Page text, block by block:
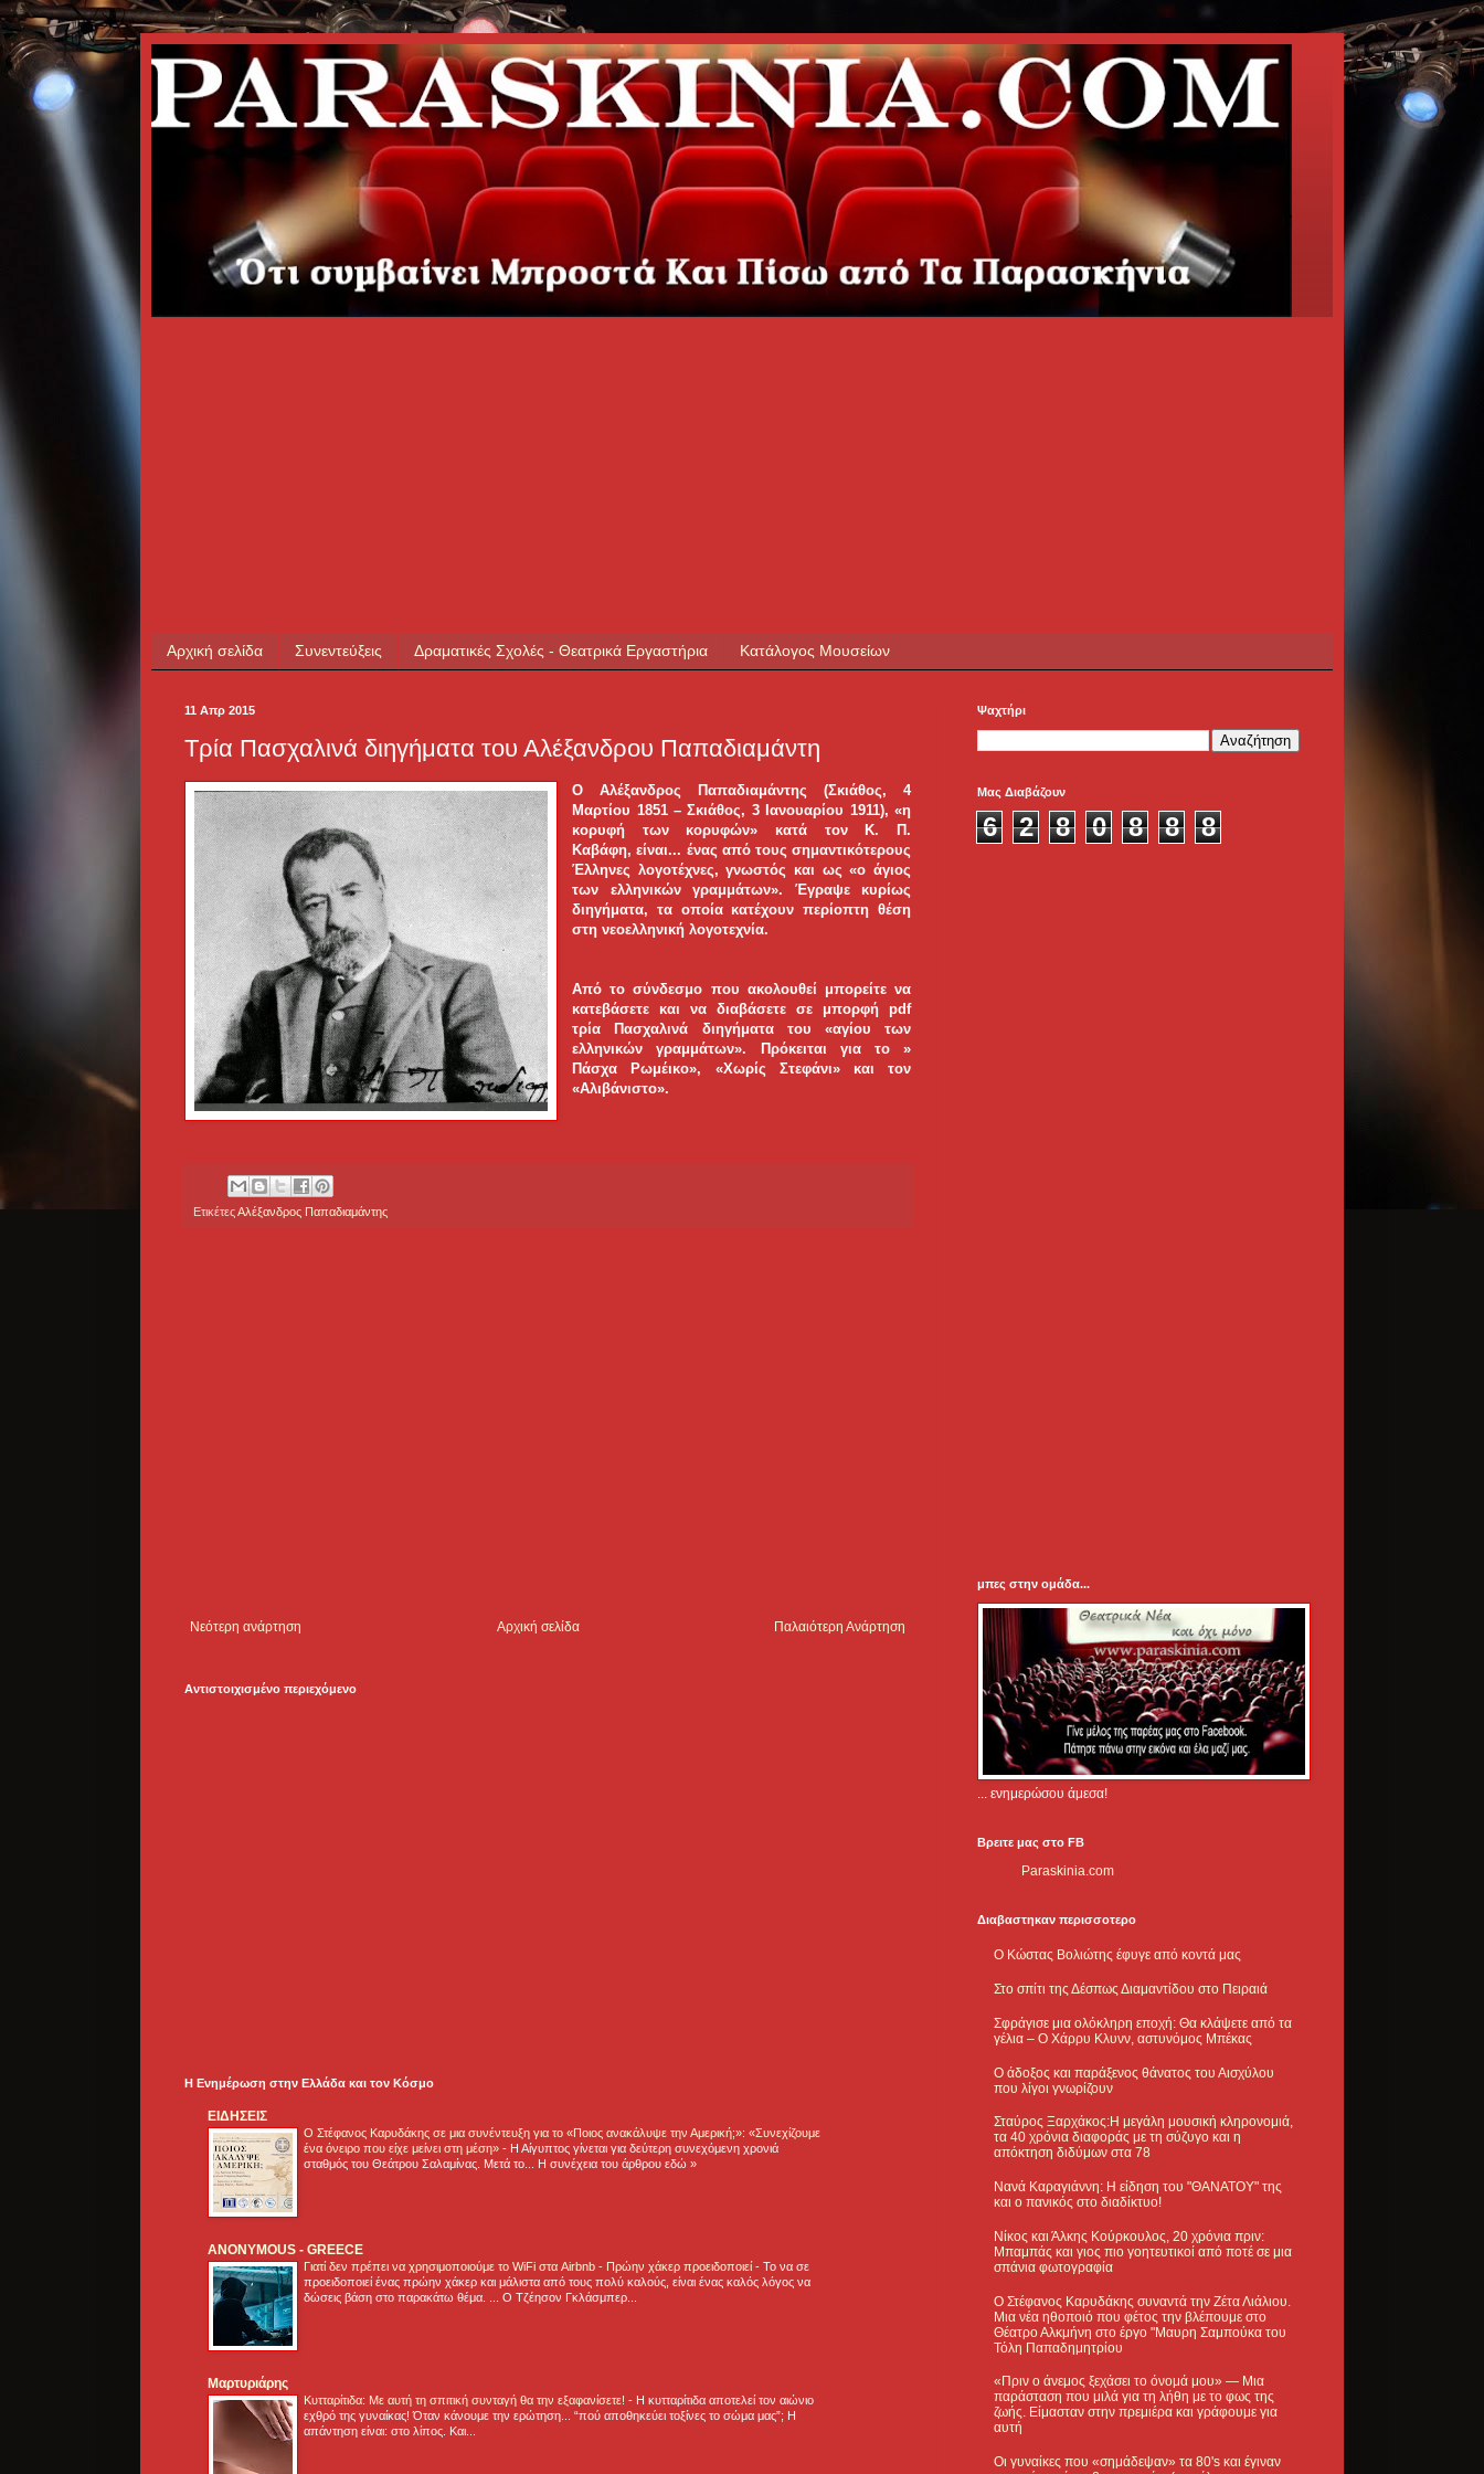
Αρχική σελίδα Συνεντεύξεις Δραματικές Σχολές - Θεατρικά Εργαστήρια Κατάλογος Μουσείων
11 Απρ 2015
Τρία Πασχαλινά διηγήματα του Αλέξανδρου Παπαδιαμάντη
Ο Αλέξανδρος Παπαδιαμάντης (Σκιάθος, 4
Μαρτίου 1851 – Σκιάθος, 3 Ιανουαρίου 1911), «η
κορυφή των κορυφών» κατά τον Κ. Π.
Καβάφη,είναι... ένας από τους σημαντικότερους
Έλληνες λογοτέχνες, γνωστός και ως «ο άγιος
των ελληνικών γραμμάτων». Έγραψε κυρίως
διηγήματα, τα οποία κατέχουν περίοπτη θέση
στη νεοελληνική λογοτεχνία.
Από το σύνδεσμο που ακολουθεί μπορείτε να
κατεβάσετε και να διαβάσετε σε μπορφή pdf
τρία Πασχαλινά διηγήματα του «αγίου των
ελληνικών γραμμάτων». Πρόκειται για το »
Πάσχα Ρωμέικο», «Χωρίς Στεφάνι» και τον
«Αλιβάνιστο».
ΕτικέτεςΑλέξανδρος Παπαδιαμάντης
Νεότερη ανάρτηση Παλαιότερη Ανάρτηση
Αρχική σελίδα
Αντιστοιχισμένο περιεχόμενο
Η Ενημέρωση στην Ελλάδα και τoν Κόσμο
ΕΙΔΗΣΕΙΣ
Ο Στέφανος Καρυδάκης σε μια συνέντευξη για το «Ποιος ανακάλυψε την Αμερική;»: «Συνεχίζουμε
ένα όνειρο που είχε μείνει στη μέση» - Η Αίγυπτος γίνεται για δεύτερη συνεχόμενη χρονιά
σταθμός του Θεάτρου Σαλαμίνας. Μετά το... Η συνέχεια του άρθρου εδώ »
ANONYMOUS - GREECE
Γιατί δεν πρέπει να χρησιμοποιούμε το WiFi στα Airbnb - Πρώην χάκερ προειδοποιεί- Το να σε
προειδοποιεί ένας πρώην χάκερ και μάλιστα από τους πολύ καλούς, είναι ένας καλός λόγος να
δώσεις βάση στο παρακάτω θέμα. ... Ο Τζέησον Γκλάσμπερ...
Μαρτυριάρης
Κυτταρίτιδα: Με αυτή τη σπιτική συνταγή θα την εξαφανίσετε! - H κυτταρίτιδα αποτελεί τον αιώνιο
εχθρό της γυναίκας! Όταν κάνουμε την ερώτηση... “πού αποθηκεύει τοξίνες το σώμα μας”; Η
απάντηση είναι: στο λίπος. Και...
Ψαχτήρι
Μας Διαβάζουν
6 2 8 0 8 8 8
μπες στην ομάδα...
... ενημερώσου άμεσα!
Βρειτε μας στο FB
Paraskinia.com
Διαβαστηκαν περισσοτερο
Ο Κώστας Βολιώτης έφυγε από κοντά μας
Στο σπίτι της Δέσπως Διαμαντίδου στο Πειραιά
Σφράγισε μια ολόκληρη εποχή: Θα κλάψετε από τα
γέλια – Ο Χάρρυ Κλυνν, αστυνόμος Μπέκας
Ο άδοξος και παράξενος θάνατος του Αισχύλου
που λίγοι γνωρίζουν
Σταύρος Ξαρχάκος:Η μεγάλη μουσική κληρονομιά,
τα 40 χρόνια διαφοράς με τη σύζυγο και η
απόκτηση διδύμων στα 78
Νανά Καραγιάννη: Η είδηση του "ΘΑΝΑΤΟΥ" της
και ο πανικός στο διαδίκτυο!
Νίκος και Άλκης Κούρκουλος, 20 χρόνια πριν:
Μπαμπάς και γιος πιο γοητευτικοί από ποτέ σε μια
σπάνια φωτογραφία
Ο Στέφανος Καρυδάκης συναντά την Ζέτα Λιάλιου.
Μια νέα ηθοποιό που φέτος την βλέπουμε στο
Θέατρο Αλκμήνη στο έργο "Μαυρη Σαμπούκα του
Τόλη Παπαδημητρίου
«Πριν ο άνεμος ξεχάσει το όνομά μου» — Μια
παράσταση που μιλά για τη λήθη με το φως της
ζωής. Είμασταν στην πρεμιέρα και γράφουμε για
αυτή
Οι γυναίκες που «σημάδεψαν» τα 80's και έγιναν